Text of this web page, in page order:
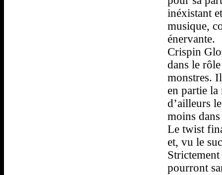
inéxistant
musique,
énervante.
Crispin
dans le
monstres.
en partie la
d’ailleurs
moins
Le twist
et, vu le
pourront